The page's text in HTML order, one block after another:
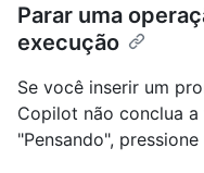
Parar uma
execução
Se você inserir um
Copilot não conclua
"Pensando", pressione